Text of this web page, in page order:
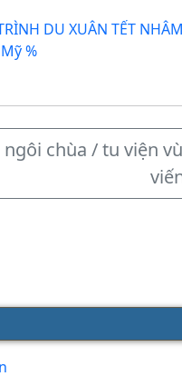
DU XUÂN TẾT
%
ngôi chùa / tu viện